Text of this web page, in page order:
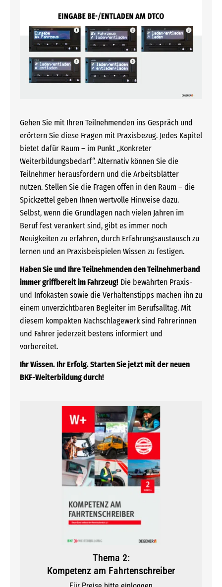
Gehen Sie mit Ihren Teilnehmenden ins Gespräch und
erörtern Sie diese Fragen mit Praxisbezug. Jedes Kapitel
bietet dafür Raum – im Punkt „Konkreter
Weiterbildungsbedarf“. Alternativ können Sie die
Teilnehmer herausfordern und die Arbeitsblätter
nutzen. Stellen Sie die Fragen offen in den Raum – die
Spickzettel geben Ihnen wertvolle Hinweise dazu.
Selbst, wenn die Grundlagen nach vielen Jahren im
Beruf fest verankert sind, gibt es immer noch
Neuigkeiten zu erfahren, durch Erfahrungsaustausch zu
lernen und an Praxisbeispielen Wissen zu festigen.
Haben Sie und Ihre Teilnehmenden den Teilnehmerband
immer griffbereit im Fahrzeug! Die bewährten Praxis-
und Infokästen sowie die Verhaltenstipps machen ihn zu
einem unverzichtbaren Begleiter im Berufsalltag. Mit
diesem kompakten Nachschlagewerk sind Fahrerinnen
und Fahrer jederzeit bestens informiert und
vorbereitet.
Ihr Wissen. Ihr Erfolg. Starten Sie jetzt mit der neuen
BKF-Weiterbildung durch!
Thema 2:
Kompetenz am Fahrtenschreiber